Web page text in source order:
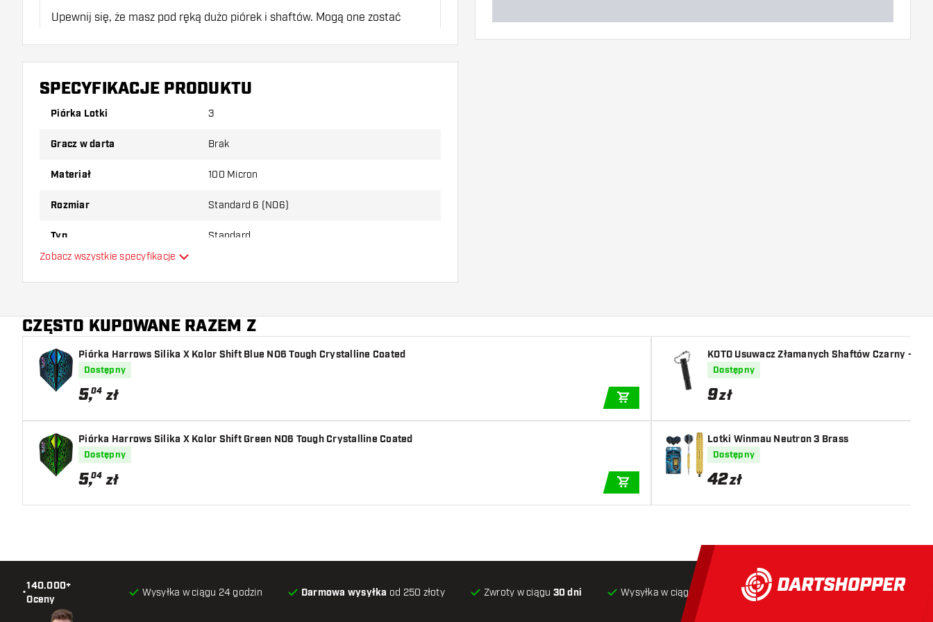
Upewnij się, że masz pod ręką dużo piórek i shaftów. Mogą one zostać
który wariant najbardziej Ci odpowiada!
SPECYFIKACJE PRODUKTU
Piórka Lotki 3
Gracz w darta Brak
Materiał 100 Micron
Rozmiar Standard 6 (NO6)
Typ Standard
Główny kolor
Zobacz wszystkie specyfikacje
CZĘSTO KUPOWANE RAZEM Z
Piórka Harrows Silika X Kolor Shift Blue NO6 Tough Crystalline Coated
Dostępny
5,04 zł
Piórka Harrows Silika X Kolor Shift Green NO6 Tough Crystalline Coated
Dostępny
5,04 zł
KOTO Usuwacz Złamanych Shaftów Czarny -
Dostępny
9zł
Lotki Winmau Neutron 3 Brass
Dostępny
42zł
•
140.000+
Oceny
Wysyłka w ciągu 24 godzin Darmowa wysyłka od 250 złoty Zwroty w ciągu 30 dni Wysyłka w ciągu 24 godzin Darmowa wysyłka od 250 złoty